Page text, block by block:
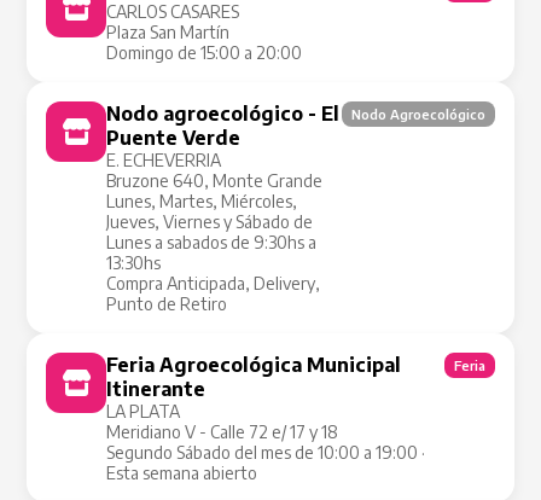
CARLOS CASARES
Plaza San Martín
Domingo de 15:00 a 20:00
Nodo agroecológico - El
Puente Verde
E. ECHEVERRIA
Bruzone 640, Monte Grande
Lunes, Martes, Miércoles,
Jueves, Viernes y Sábado de
Lunes a sabados de 9:30hs a
13:30hs
Compra Anticipada, Delivery,
Punto de Retiro
Nodo Agroecológico
Feria Agroecológica Municipal
Itinerante
LA PLATA
Meridiano V - Calle 72 e/ 17 y 18
Segundo Sábado del mes de 10:00 a 19:00 ·
Esta semana abierto
Feria